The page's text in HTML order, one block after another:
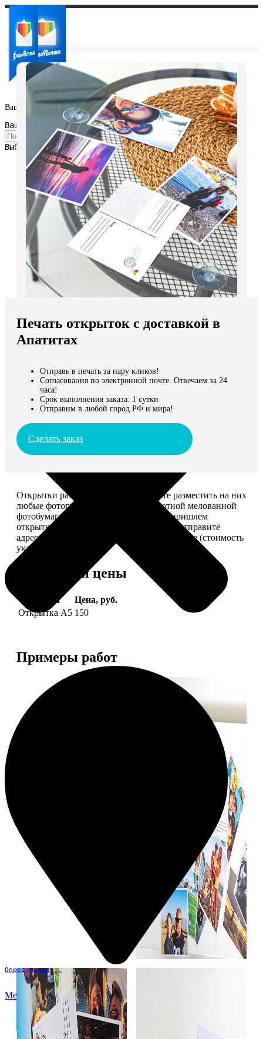
Ваш город:
Ваш регион доставки
Выберите из списка:
Мы доставляем по всему миру
Продолжить без города
Определение...
Меню
Печать открыток с доставкой в
Апатитах
Отправь в печать за пару кликов!
Согласования по электронной почте. Отвечаем за 24
часа!
Срок выполнения заказа: 1 сутки
Отправим в любой город РФ и мира!
Сделать заказ
Открытки размером 10*15, вы можете разместить на них
любые фотографии. Печатаем на плотной мелованной
фотобумаге плотностью 300 г/м2. Мы пришлем
открытки вам, вы сами их подпишете и отправите
адресату. Заказать можно 6 открыток и более (стоимость
указана за 6 штук).
Форматы и цены
Услуга
Цена, руб.
Открытка А5 150
Примеры работ